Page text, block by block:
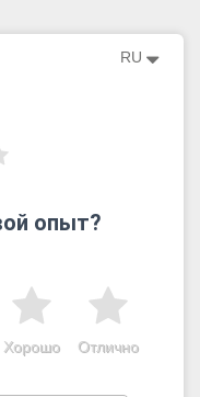
RU
опыт?
Отлично
Хорошо